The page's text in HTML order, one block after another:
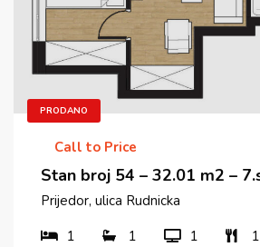
PRODANO
Call to Price
Stan broj 54 – 32.01 m2 –
Prijedor, ulica Rudnicka
1
1 1 1